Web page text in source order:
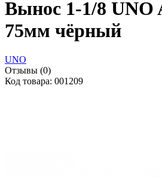
Вынос 1-1/8 UNO
75мм чёрный
UNO
Отзывы (0)
Код товара: 001209